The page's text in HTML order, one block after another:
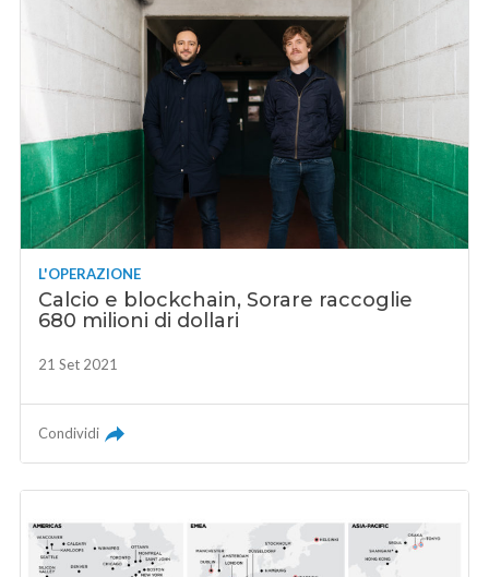
L'OPERAZIONE
Calcio e blockchain, Sorare raccoglie
680 milioni di dollari
21 Set 2021
Condividi